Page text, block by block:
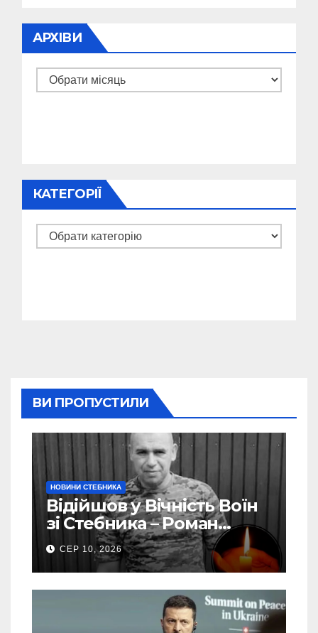
АРХІВИ
Архіви
КАТЕГОРІЇ
Категорії
ВИ ПРОПУСТИЛИ
НОВИНИ СТЕБНИКА
Відійшов у Вічність Воїн
зі Стебника – Роман
Кучера
СЕР 10, 2026